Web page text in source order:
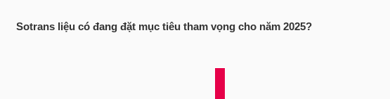
Sotrans liệu có đang đặt mục tiêu tham vọng cho năm 2025?